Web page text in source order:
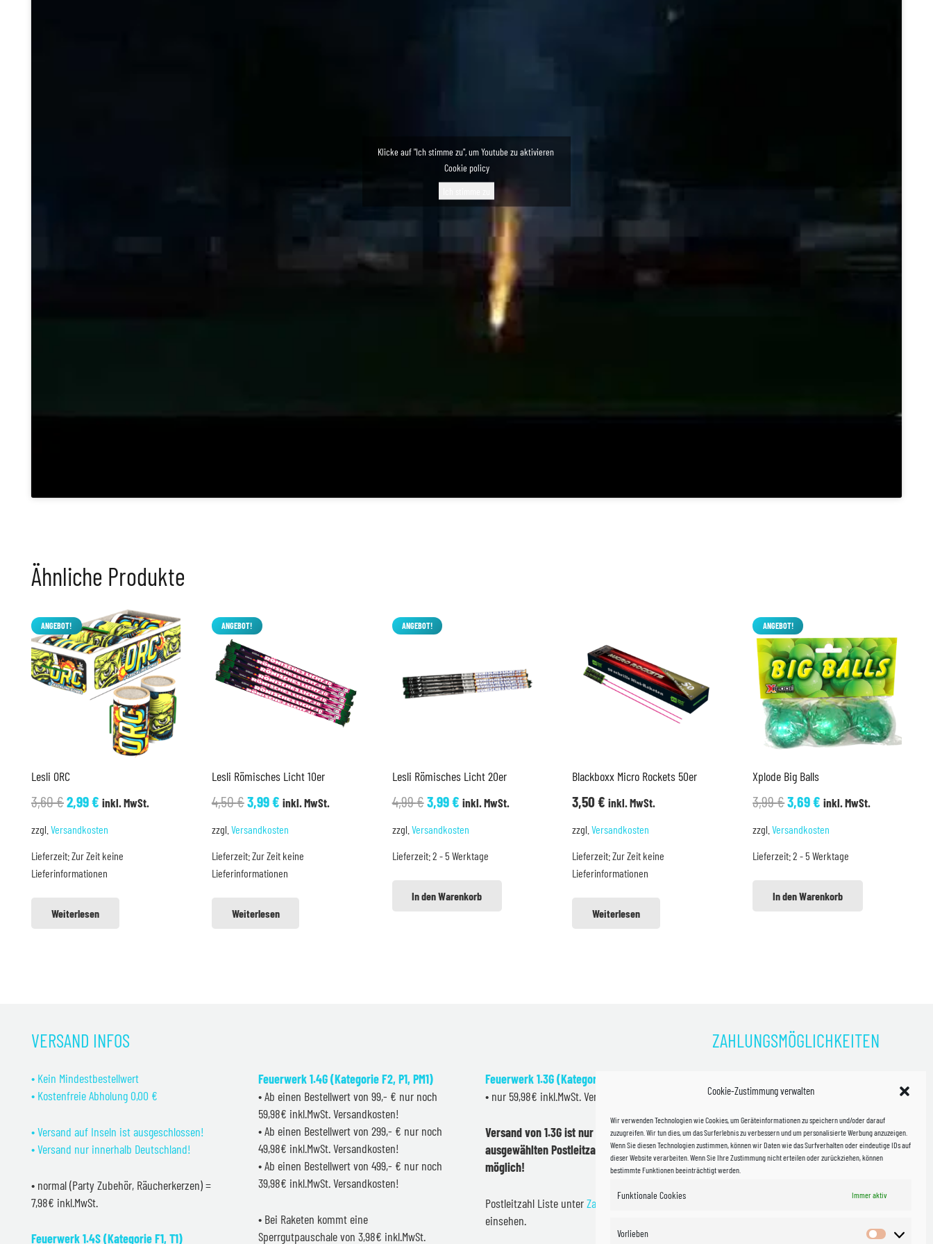
Cookie-Zustimmung verwalten
Wir verwenden Technologien wie Cookies, um Geräteinformationen zu speichern und/oder darauf
zuzugreifen. Wir tun dies, um das Surferlebnis zu verbessern und um personalisierte Werbung anzuzeigen.
Wenn Sie diesen Technologien zustimmen, können wir Daten wie das Surfverhalten oder eindeutige IDs auf
dieser Website verarbeiten. Wenn Sie Ihre Zustimmung nicht erteilen oder zurückziehen, können
bestimmte Funktionen beeinträchtigt werden.
Funktionale Cookies Immer aktiv
Vorlieben Vorlieben
Klicke auf "Ich stimme zu", um Youtube zu aktivieren
Cookie policy
Ähnliche Produkte
ANGEBOT!
Lesli ORC
3,60€Ursprünglicher
Preis
3,60 €
2,99€Aktueller
2,99 €.
inkl. MwSt.
zzgl. Versandkosten
Lieferzeit:Zur Zeit keine
Lieferinformationen
Weiterlesen
ANGEBOT!
Lesli Römisches Licht 10er
4,50€Ursprünglicher
Preis
4,50 €
3,99€Aktueller
3,99 €.
inkl. MwSt.
zzgl. Versandkosten
Lieferzeit:Zur Zeit keine
Lieferinformationen
Weiterlesen
ANGEBOT!
Lesli Römisches Licht 20er
4,99€Ursprünglicher
Preis
4,99 €
3,99€Aktueller
3,99 €.
inkl. MwSt.
zzgl. Versandkosten
Lieferzeit:2 - 5 Werktage
In den Warenkorb
Blackboxx Micro Rockets 50er
3,50€ inkl. MwSt.
zzgl.Versandkosten
Lieferzeit:Zur Zeit keine
Lieferinformationen
Weiterlesen
ANGEBOT!
Xplode Big Balls
3,99€Ursprünglicher
Preis
3,99 €
3,69€Aktueller
3,69 €.
inkl. MwSt.
zzgl.Versandkosten
Lieferzeit:2 - 5 Werktage
In den Warenkorb
VERSAND INFOS
• Kein Mindestbestellwert
• Kostenfreie Abholung 0,00 €
• Versand auf Inseln ist ausgeschlossen!
• Versand nur innerhalb Deutschland!
• normal (Party Zubehör, Räucherkerzen) =
7,98€ inkl.MwSt.
Feuerwerk 1.4S (Kategorie F1, T1)
Feuerwerk 1.4G (Kategorie F2, P1, PM1)
• Ab einen Bestellwert von 99,- € nur noch
59,98€ inkl.MwSt. Versandkosten!
• Ab einen Bestellwert von 299,- € nur noch
49,98€ inkl.MwSt. Versandkosten!
• Ab einen Bestellwert von 499,- € nur noch
39,98€ inkl.MwSt. Versandkosten!
• Bei Raketen kommt eine
Sperrgutpauschale von 3,98€ inkl.MwSt.
Feuerwerk 1.3G (Kategorie F2)
• nur 59,98€ inkl.MwSt. Versandkosten!
Versand von 1.3G ist nur innerhalb
ausgewählten Postleitzahlen in Sachsen
möglich!
Postleitzahl Liste unterZahlung & Versand
einsehen.
ZAHLUNGSMÖGLICHKEITEN